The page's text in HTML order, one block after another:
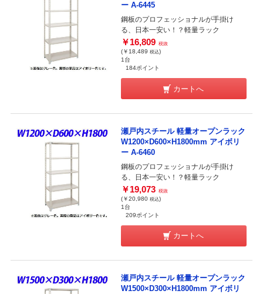
ー A-6445
鋼板のプロフェッショナルが手掛け
る、日本一安い！？軽量ラック
￥16,809 税抜
(￥18,489 税込)
1台
184ポイント
カートへ
瀬戸内スチール 軽量オープンラック
W1200×D600×H1800mm アイボリ
ー A-6460
鋼板のプロフェッショナルが手掛け
る、日本一安い！？軽量ラック
￥19,073 税抜
(￥20,980 税込)
1台
209ポイント
カートへ
瀬戸内スチール 軽量オープンラック
W1500×D300×H1800mm アイボリ